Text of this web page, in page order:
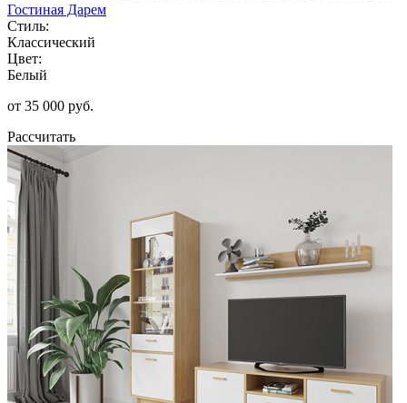
Гостиная Дарем
Стиль:
Классический
Цвет:
Белый
от 35 000 руб.
Рассчитать